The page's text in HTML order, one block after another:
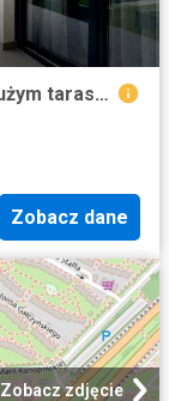
Komfortowe 2 pokoje przy Plazie z dużym tarasem Kielce
Zobacz dane
Zobacz zdjęcie